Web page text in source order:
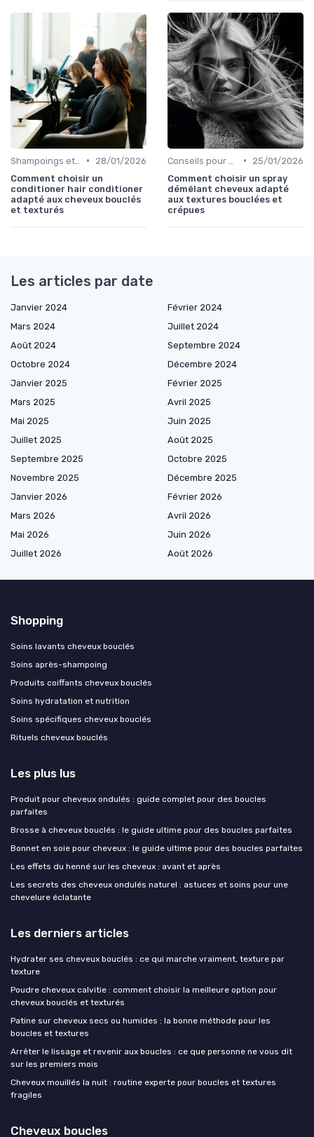
•
28/01/2026
Comment choisir un
conditioner hair conditioner
adapté aux cheveux bouclés
et texturés
•
25/01/2026
Comment choisir un spray
démêlant cheveux adapté
aux textures bouclées et
crépues
Les articles par date
Janvier 2024
Février 2024
Mars 2024
Juillet 2024
Août 2024
Septembre 2024
Octobre 2024
Décembre 2024
Janvier 2025
Février 2025
Mars 2025
Avril 2025
Mai 2025
Juin 2025
Juillet 2025
Août 2025
Septembre 2025
Octobre 2025
Novembre 2025
Décembre 2025
Janvier 2026
Février 2026
Mars 2026
Avril 2026
Mai 2026
Juin 2026
Juillet 2026
Août 2026
Shopping
Soins lavants cheveux bouclés
Soins après-shampoing
Produits coiffants cheveux bouclés
Soins hydratation et nutrition
Soins spécifiques cheveux bouclés
Rituels cheveux bouclés
Les plus lus
Produit pour cheveux ondulés : guide complet pour des boucles
parfaites
Brosse à cheveux bouclés : le guide ultime pour des boucles parfaites
Bonnet en soie pour cheveux : le guide ultime pour des boucles parfaites
Les effets du henné sur les cheveux : avant et après
Les secrets des cheveux ondulés naturel : astuces et soins pour une
chevelure éclatante
Les derniers articles
Hydrater ses cheveux bouclés : ce qui marche vraiment, texture par
texture
Poudre cheveux calvitie : comment choisir la meilleure option pour
cheveux bouclés et texturés
Patine sur cheveux secs ou humides : la bonne méthode pour les
boucles et textures
Arrêter le lissage et revenir aux boucles : ce que personne ne vous dit
sur les premiers mois
Cheveux mouillés la nuit : routine experte pour boucles et textures
fragiles
Cheveux boucles